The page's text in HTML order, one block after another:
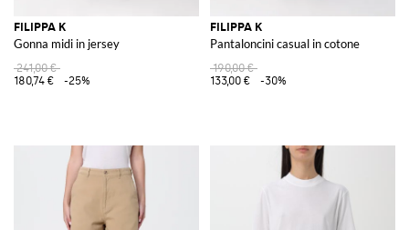
FILIPPA K
Gonna midi in jersey
241,00 €
180,74 €
-25%
FILIPPA K
Pantaloncini casual in cotone
190,00 €
133,00 €
-30%